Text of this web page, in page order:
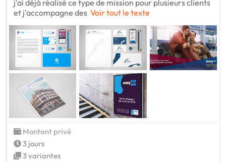
j'ai déjà réalisé ce type de mission pour plusieurs clients
et j'accompagne des Voir tout le texte
Montant privé
3 jours
3 variantes